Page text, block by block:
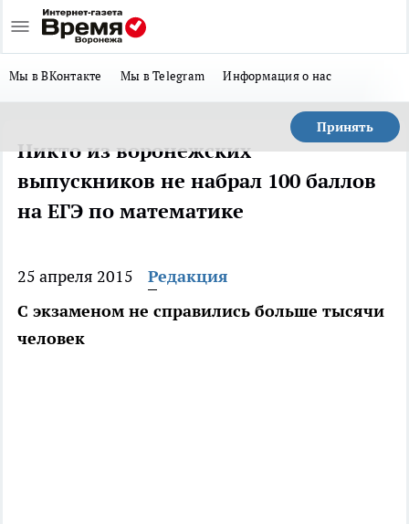
Мы в ВКонтакте Мы в Telegram Информация о нас
Принять
Никто из воронежских
выпускников не набрал 100 баллов
на ЕГЭ по математике
25 апреля 2015
Редакция
С экзаменом не справились больше тысячи
человек